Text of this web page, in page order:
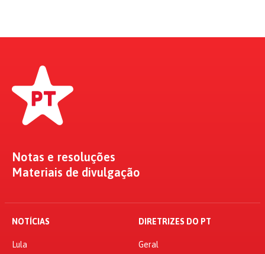
Notas e resoluções
Materiais de divulgação
NOTÍCIAS
Lula
DIRETRIZES DO PT
Geral